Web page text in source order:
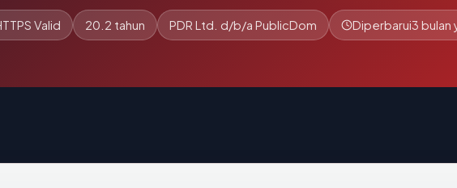
Valid 20.2 tahun PDR Ltd. d/b/a PublicDom Diperbarui3 bulan